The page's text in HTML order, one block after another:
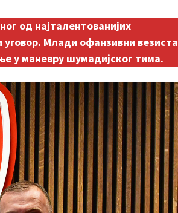
од најталентованијих
Млади офанзивни везиста
у маневру шумадијског тима.